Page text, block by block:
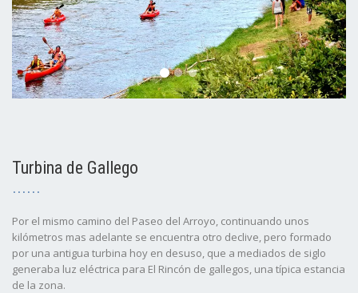
Turbina de Gallego
Por el mismo camino del Paseo del Arroyo, continuando unos
kilómetros mas adelante se encuentra otro declive, pero formado
por una antigua turbina hoy en desuso, que a mediados de siglo
generaba luz eléctrica para El Rincón de gallegos, una típica estancia
de la zona.